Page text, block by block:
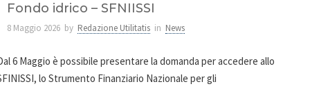
Fondo idrico – SFNIISSI
8 Maggio 2026 by Redazione Utilitatis in News
6 Maggio è possibile presentare la domanda per accedere allo
lo Strumento Finanziario Nazionale per gli